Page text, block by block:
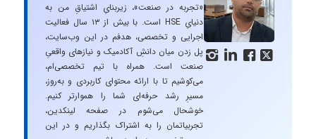
   
«تجربه در صنعت»، زیربنایِ اشتیاقِ من به
دنیایِ HSE است. با بیش از ۱۳ سال فعالیت
اجرایی و تخصصی، هدفم در این وب‌سایت،
پل زدن میان دانشِ آکادمیک و نیازهای واقعیِ
صنعت است. همراه با تیم تخصصی‌ام،
می‌کوشیم تا با ارائه محتوای کاربردی و به‌روز،
مسیرِ رشد حرفه‌ای شما را هموارتر کنیم.
خوشحال می‌شوم در صفحه لینکدین،
تجربیاتمان را به اشتراک بگذاریم و در این